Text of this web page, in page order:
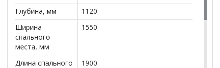
Общие
габариты
дивана (Ш * Г *
В)
2430 × 1120 × 930
Механизм
трансформации
Тик-так
Глубина, мм
1120
Ширина
спального
места, мм
1550
Длина спального
1900